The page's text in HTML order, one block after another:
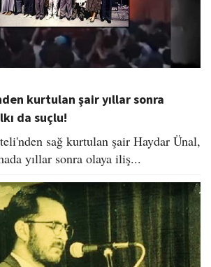
kurtulan şair yıllar sonra
da suçlu!
sağ kurtulan şair Haydar Ünal,
yıllar sonra olaya iliş...